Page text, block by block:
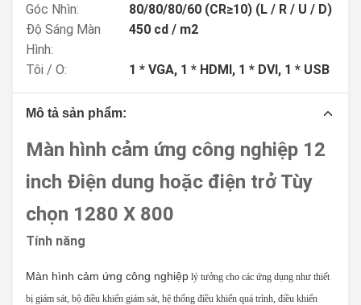
Góc Nhìn:
80/80/80/60 (CR≥10) (L / R / U / D)
Độ Sáng Màn
Hình:
450 cd / m2
Tôi / O: 1 * VGA, 1 * HDMI, 1 * DVI, 1 * USB
Mô tả sản phẩm:
Màn hình cảm ứng công nghiệp 12
inch Điện dung hoặc điện trở Tùy
chọn 1280 X 800
Tính năng
Màn hình cảm ứng công nghiệp lý tưởng cho các ứng dụng như thiết
bị giám sát, bộ điều khiển giám sát, hệ thống điều khiển quá trình, điều khiển